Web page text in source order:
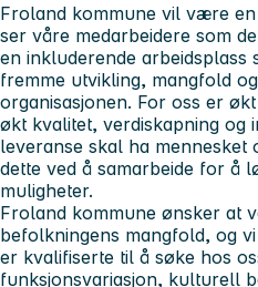
Froland kommune vil være
ser våre medarbeidere som
en inkluderende arbeidsplass
fremme utvikling, mangfold
organisasjonen. For oss er
økt kvalitet, verdiskapning og
leveranse skal ha mennesket
dette ved å samarbeide for å
muligheter.
Froland kommune ønsker at
befolkningens mangfold, og
er kvalifiserte til å søke hos
funksjonsvariasjon, kulturell